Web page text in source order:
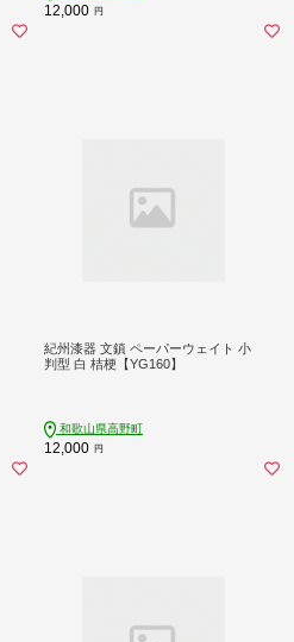
12,000 円
紀州漆器 文鎮 ペーパーウェイト 小
判型 白 桔梗【YG160】
和歌山県高野町
12,000 円